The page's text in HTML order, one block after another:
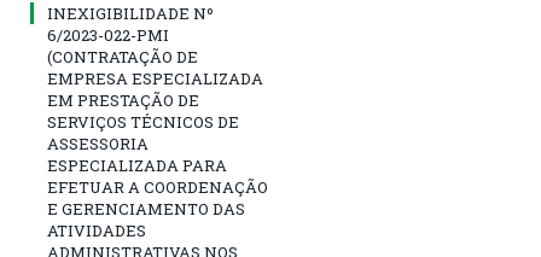
INEXIGIBILIDADE Nº
6/2023-022-PMI
(CONTRATAÇÃO DE
EMPRESA ESPECIALIZADA
EM PRESTAÇÃO DE
SERVIÇOS TÉCNICOS DE
ASSESSORIA
ESPECIALIZADA PARA
EFETUAR A COORDENAÇÃO
E GERENCIAMENTO DAS
ATIVIDADES
ADMINISTRATIVAS NOS